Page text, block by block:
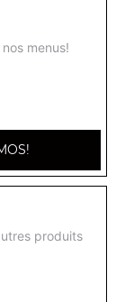
menus!
produits